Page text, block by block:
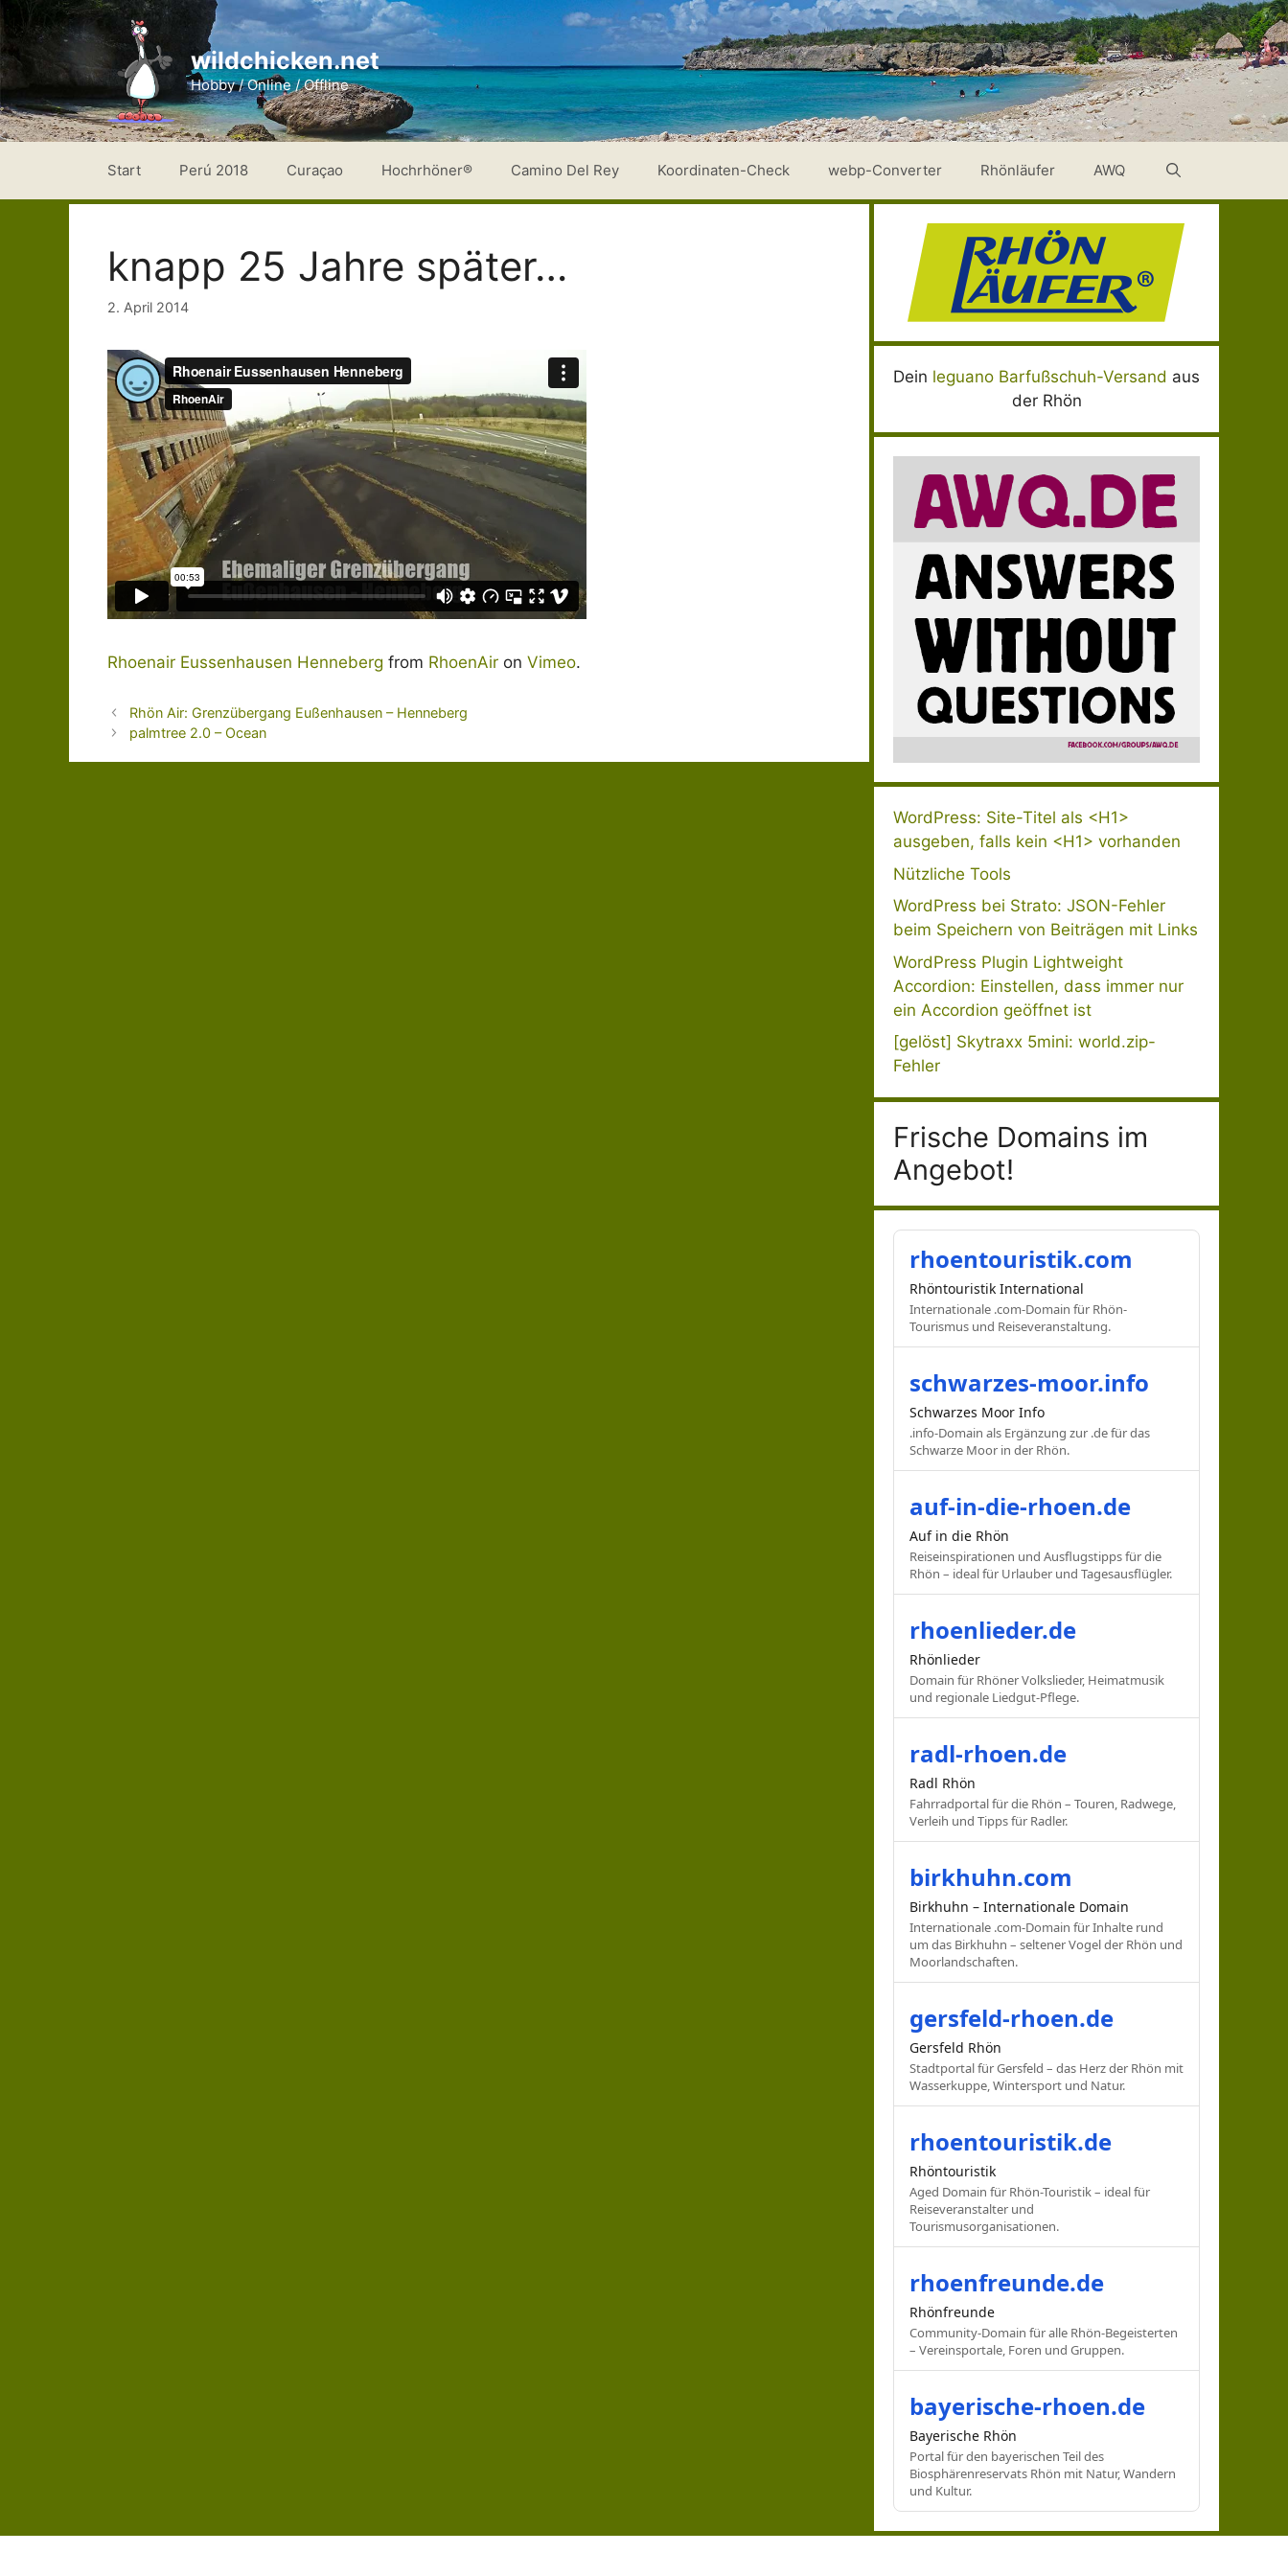
Zum
Inhalt
springen
wildchicken.net
Hobby / Online / Offline
Start Perú 2018 Curaçao Hochrhöner® Camino Del Rey Koordinaten-Check webp-Converter Rhönläufer AWQ
knapp 25 Jahre später…
2. April 2014
Rhoenair Eussenhausen Henneberg from RhoenAir on Vimeo.
Rhön Air: Grenzübergang Eußenhausen – Henneberg
palmtree 2.0 – Ocean
Dein leguano Barfußschuh-Versand aus
der Rhön
WordPress: Site-Titel als <H1>
ausgeben, falls kein <H1> vorhanden
Nützliche Tools
WordPress bei Strato: JSON-Fehler
beim Speichern von Beiträgen mit Links
WordPress Plugin Lightweight
Accordion: Einstellen, dass immer nur
ein Accordion geöffnet ist
[gelöst] Skytraxx 5mini: world.zip-
Fehler
Frische Domains im
Angebot!
rhoentouristik.com
Rhöntouristik International
Internationale .com-Domain für Rhön-
Tourismus und Reiseveranstaltung.
schwarzes-moor.info
Schwarzes Moor Info
.info-Domain als Ergänzung zur .de für das
Schwarze Moor in der Rhön.
auf-in-die-rhoen.de
Auf in die Rhön
Reiseinspirationen und Ausflugstipps für die
Rhön – ideal für Urlauber und Tagesausflügler.
rhoenlieder.de
Rhönlieder
Domain für Rhöner Volkslieder, Heimatmusik
und regionale Liedgut-Pflege.
radl-rhoen.de
Radl Rhön
Fahrradportal für die Rhön – Touren, Radwege,
Verleih und Tipps für Radler.
birkhuhn.com
Birkhuhn – Internationale Domain
Internationale .com-Domain für Inhalte rund
um das Birkhuhn – seltener Vogel der Rhön und
Moorlandschaften.
gersfeld-rhoen.de
Gersfeld Rhön
Stadtportal für Gersfeld – das Herz der Rhön mit
Wasserkuppe, Wintersport und Natur.
rhoentouristik.de
Rhöntouristik
Aged Domain für Rhön-Touristik – ideal für
Reiseveranstalter und
Tourismusorganisationen.
rhoenfreunde.de
Rhönfreunde
Community-Domain für alle Rhön-Begeisterten
– Vereinsportale, Foren und Gruppen.
bayerische-rhoen.de
Bayerische Rhön
Portal für den bayerischen Teil des
Biosphärenreservats Rhön mit Natur, Wandern
und Kultur.